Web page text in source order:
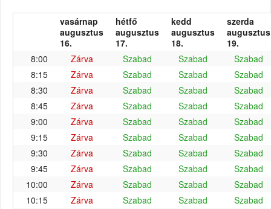
vasárnap
augusztus
16.
hétfő
augusztus
17.
kedd
augusztus
18.
szerda
augusztus
19.
8:00
Zárva Szabad Szabad
Szabad
8:15
Zárva Szabad Szabad
Szabad
8:30
Zárva Szabad Szabad
Szabad
8:45
Zárva Szabad Szabad
Szabad
9:00
Zárva Szabad Szabad
Szabad
9:15
Zárva Szabad Szabad
Szabad
9:30
Zárva Szabad Szabad
Szabad
9:45
Zárva Szabad Szabad
Szabad
10:00
Zárva Szabad Szabad
Szabad
10:15
Zárva Szabad Szabad
Szabad